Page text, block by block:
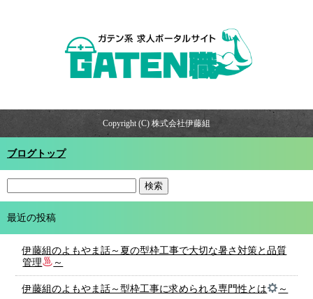
Copyright (C) 株式会社伊藤組
ブログトップ
最近の投稿
伊藤組のよもやま話～夏の型枠工事で大切な暑さ対策と品質
管理
～
伊藤組のよもやま話～型枠工事に求められる専門性とは ～